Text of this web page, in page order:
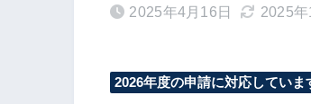
2025年4月16日 2025年
2026年度の申請に対応していま